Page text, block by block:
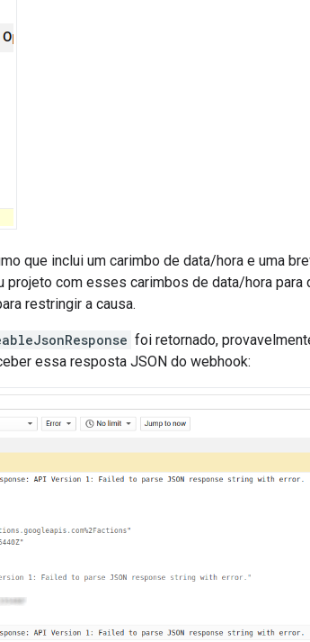
que inclui um carimbo de data/hora e uma
projeto com esses carimbos de data/hora para
restringir a causa.
foi retornado,
essa resposta JSON do webhook: